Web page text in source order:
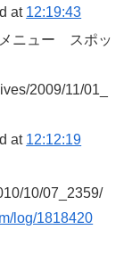
at 12:19:43
ニュー スポッ
2009/11/01_
at 12:12:19
10/07_2359/
log/1818420